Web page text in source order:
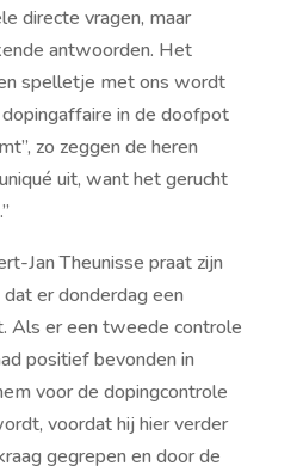
directe vragen, maar
antwoorden. Het
spelletje met ons wordt
in de doofpot
zo zeggen de heren
uit, want het gerucht
Jan Theunisse praat zijn
er donderdag een
Als er een tweede controle
positief bevonden in
voor de dopingcontrole
voordat hij hier verder
gegrepen en door de